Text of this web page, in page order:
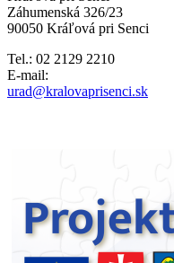
Záhumenská 326/23
90050 Kráľová pri Senci
Tel.: 02 2129 2210
E-mail:
urad@kralovaprisenci.sk